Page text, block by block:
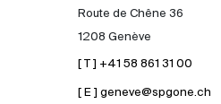
Route de Chêne 36
1208 Genève
[ T ] +41 58 861 31 00
[ E ] geneve@spgone.ch